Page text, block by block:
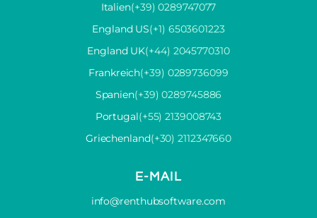
Italien(+39) 0289747077
England US(+1) 6503601223
England UK(+44) 2045770310
Frankreich(+39) 0289736099
Spanien(+39) 0289745886
Portugal(+55) 2139008743
Griechenland(+30) 2112347660
E-MAIL
info@renthubsoftware.com